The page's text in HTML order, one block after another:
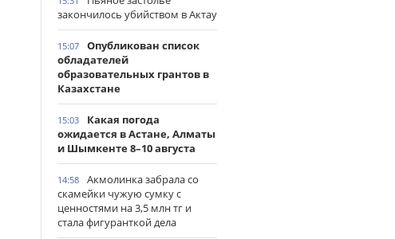
закончилось убийством в Актау
15:07
Опубликован список
обладателей
образовательных грантов в
Казахстане
15:03
Какая погода
ожидается в Астане, Алматы
и Шымкенте 8–10 августа
14:58
Акмолинка забрала со
скамейки чужую сумку с
ценностями на 3,5 млн тг и
стала фигуранткой дела